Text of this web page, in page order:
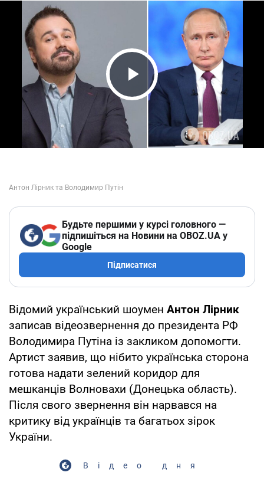
Play Video
Будьте першими у курсі головного —
підпишіться на Новини на OBOZ.UA у
Google
Підписатися
Відомий український шоумен Антон Лірник
записав відеозвернення до президента РФ
Володимира Путіна із закликом допомогти.
Артист заявив, що нібито українська сторона
готова надати зелений коридор для
мешканців Волновахи (Донецька область).
Після свого звернення він нарвався на
критику від українців та багатьох зірок
України.
Відео дня